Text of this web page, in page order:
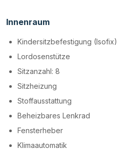
Innenraum
Kindersitzbefestigung (Isofix)
Lordosenstütze
Sitzanzahl: 8
Sitzheizung
Stoffausstattung
Beheizbares Lenkrad
Fensterheber
Klimaautomatik